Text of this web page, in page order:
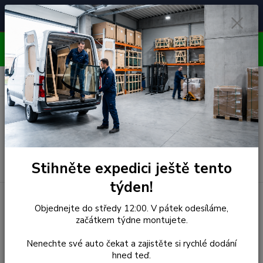
🚘
Čelní skla pro
unikátní vozy
📞
Poradenství
ZDARMA
⭐ 4.7/5 (50 recenzí)
OBJEDNÁVEJTE DO STŘEDY 12:00 - KAŽDÝ PÁTEK
EXPEDUJEME!!
Menu
Hledat
0 ks
za 0,00 Kč
(r.1998-1999)
Čelní Sklo - DODGE
Stihněte expedici ještě tento
týden!
Objednejte do středy 12:00. V pátek odesíláme,
začátkem týdne montujete.
Nenechte své auto čekat a zajistěte si rychlé dodání
hned teď.